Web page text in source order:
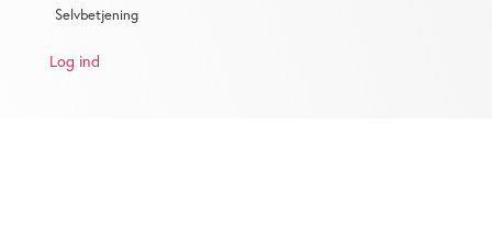
Selvbetjening
Log ind